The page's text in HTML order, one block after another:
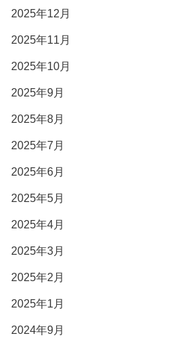
2025年12月
2025年11月
2025年10月
2025年9月
2025年8月
2025年7月
2025年6月
2025年5月
2025年4月
2025年3月
2025年2月
2025年1月
2024年9月